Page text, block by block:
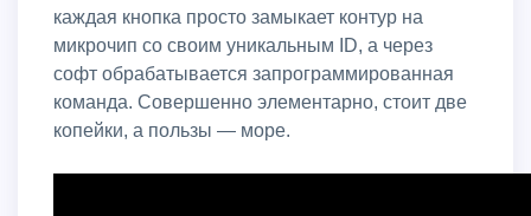
каждая кнопка просто замыкает контур на
микрочип со своим уникальным ID, а через
софт обрабатывается запрограммированная
команда. Совершенно элементарно, стоит две
копейки, а пользы — море.